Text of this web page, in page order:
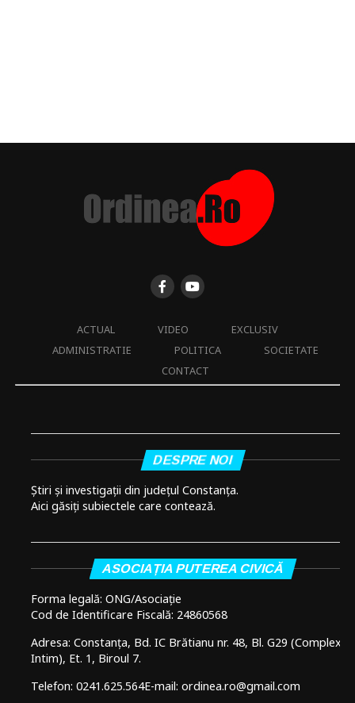
ACTUAL VIDEO
EXCLUSIV
ADMINISTRATIE
POLITICA
SOCIETATE
CONTACT
DESPRE NOI
Știri și investigații din județul Constanța.
Aici găsiți subiectele care contează.
ASOCIAȚIA PUTEREA CIVICĂ
Forma legală: ONG/Asociație
Cod de Identificare Fiscală: 24860568
Adresa: Constanța, Bd. IC Brătianu nr. 48, Bl. G29 (Complex
Intim), Et. 1, Biroul 7.
Telefon: 0241.625.564E-mail: ordinea.ro@gmail.com